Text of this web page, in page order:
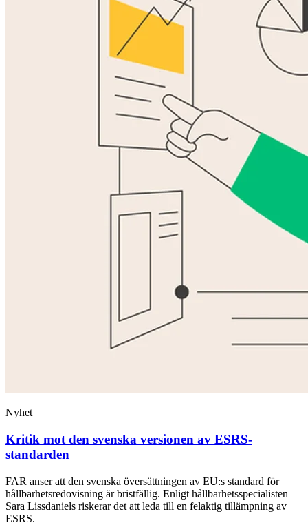
Nyhet
Kritik mot den svenska versionen av ESRS-
standarden
FAR anser att den svenska översättningen av EU:s standard för
hållbarhetsredovisning är bristfällig. Enligt hållbarhetsspecialisten
Sara Lissdaniels riskerar det att leda till en felaktig tillämpning av
ESRS.